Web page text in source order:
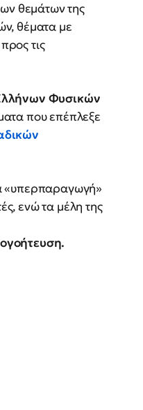
θεμάτων της
θέματα με
τις
Φυσικών
που επέπλεξε
«υπερπαραγωγή»
ενώ τα μέλη της